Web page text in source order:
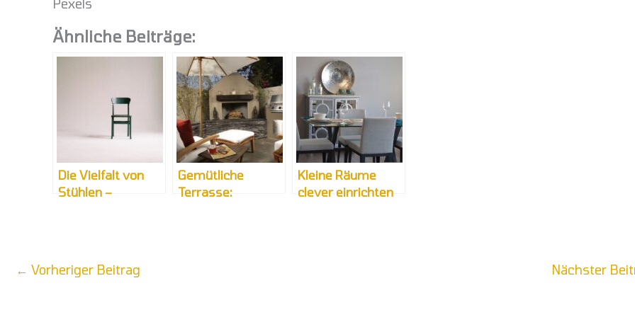
Pexels
Ähnliche Beiträge:
Die Vielfalt von
Stühlen –
Gemütliche
Terrasse:
Kleine Räume
clever einrichten
← Vorheriger Beitrag Nächster